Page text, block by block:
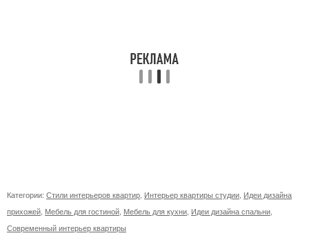
Категории: Стили интерьеров квартир Интерьер квартиры студии Идеи дизайна
прихожей Мебель для гостиной Мебель для кухни Идеи дизайна спальни
Современный интерьер квартиры